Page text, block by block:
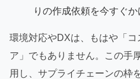
りの作成依頼を今すぐか
環境対応やDXは、もはや「コ
ア」でもありません。この手
用し、サプライチェーンの枠